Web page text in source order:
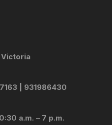
Victoria
| 931986430
a.m. – 7 p.m.